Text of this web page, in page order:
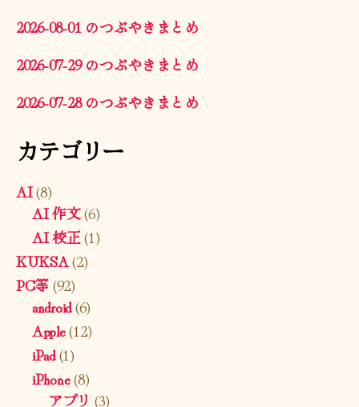
2026-08-01 のつぶやきまとめ
2026-07-29 のつぶやきまとめ
2026-07-28 のつぶやきまとめ
カテゴリー
AI(8)
AI 作文(6)
AI 校正(1)
KUKSA(2)
PC等(92)
android(6)
Apple(12)
iPad(1)
iPhone(8)
アプリ (3)